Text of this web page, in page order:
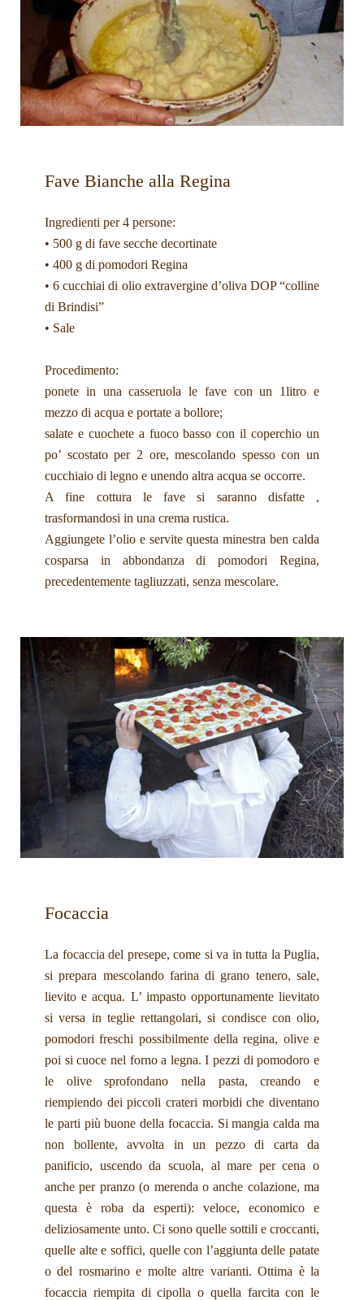
Fave Bianche alla Regina
Ingredienti per 4 persone:
• 500 g di fave secche decortinate
• 400 g di pomodori Regina
• 6 cucchiai di olio extravergine d’oliva DOP “colline
di Brindisi”
• Sale
Procedimento:
ponete in una casseruola le fave con un 1litro e
mezzo di acqua e portate a bollore;
salate e cuochete a fuoco basso con il coperchio un
po’ scostato per 2 ore, mescolando spesso con un
cucchiaio di legno e unendo altra acqua se occorre.
A fine cottura le fave si saranno disfatte ,
trasformandosi in una crema rustica.
Aggiungete l’olio e servite questa minestra ben calda
cosparsa in abbondanza di pomodori Regina,
precedentemente tagliuzzati, senza mescolare.
Focaccia
La focaccia del presepe, come si va in tutta la Puglia,
si prepara mescolando farina di grano tenero, sale,
lievito e acqua. L’ impasto opportunamente lievitato
si versa in teglie rettangolari, si condisce con olio,
pomodori freschi possibilmente della regina, olive e
poi si cuoce nel forno a legna. I pezzi di pomodoro e
le olive sprofondano nella pasta, creando e
riempiendo dei piccoli crateri morbidi che diventano
le parti più buone della focaccia. Si mangia calda ma
non bollente, avvolta in un pezzo di carta da
panificio, uscendo da scuola, al mare per cena o
anche per pranzo (o merenda o anche colazione, ma
questa è roba da esperti): veloce, economico e
deliziosamente unto. Ci sono quelle sottili e croccanti,
quelle alte e soffici, quelle con l’aggiunta delle patate
o del rosmarino e molte altre varianti. Ottima è la
focaccia riempita di cipolla o quella farcita con le